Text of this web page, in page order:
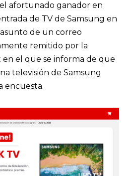
el afortunado ganador en
de TV de Samsung en
asunto de un correo
remitido por la
el que se informa de que
televisión de Samsung
encuesta.